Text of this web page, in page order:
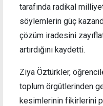
tarafında radikal
söylemlerin güç
çözüm iradesini
artırdığını kaydetti.
Ziya Öztürkler,
toplum örgütlerinden
kesimlerinin fikirlerini